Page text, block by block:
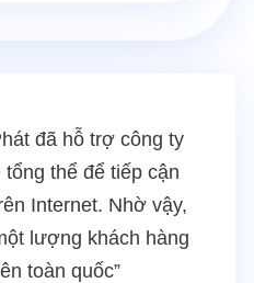
đã hỗ trợ công ty
thể để tiếp cận
Internet. Nhờ vậy,
lượng khách hàng
toàn quốc”